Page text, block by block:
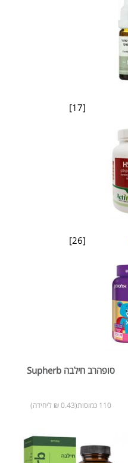
[17]
[26]
סופהרב חילבה Supherb
110 כמוסות(0.43 ₪ ליחידה)